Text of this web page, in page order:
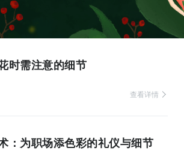
时需注意的细节
查看详情
：为职场添色彩的礼仪与细节